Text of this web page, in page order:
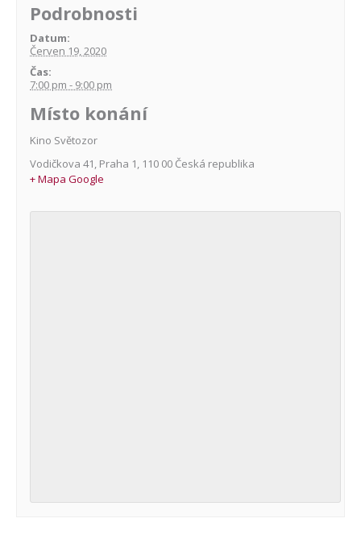
Podrobnosti
Datum:
Červen 19, 2020
Čas:
7:00 pm - 9:00 pm
Místo konání
Kino Světozor
Vodičkova 41, Praha 1, 110 00 Česká republika
+ Mapa Google